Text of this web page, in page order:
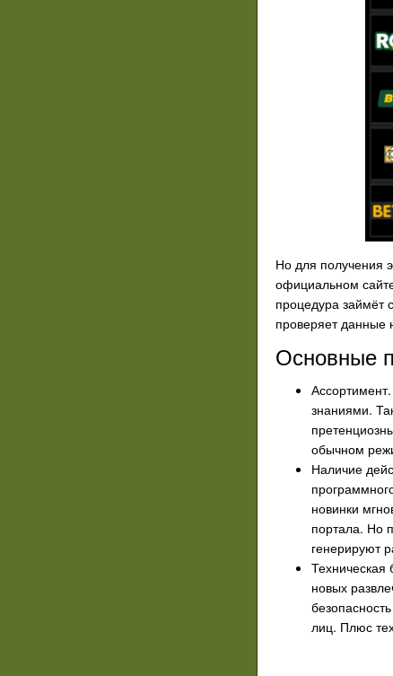
Но для получения
официальном
процедура займёт
проверяет данные
Основные
знаниями.
обычном
Наличие
новинки
портала. Но
генерируют
Техническая
новых
лиц. Плюс